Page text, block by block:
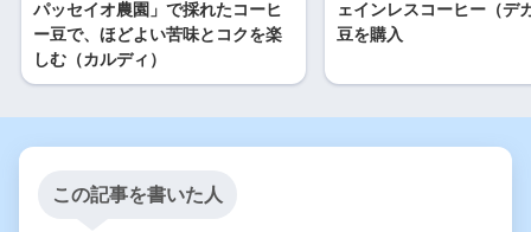
パッセイオ農園」で採れたコーヒ
ー豆で、ほどよい苦味とコクを楽
しむ（カルディ）
ェインレスコーヒー（デ
豆を購入
この記事を書いた人